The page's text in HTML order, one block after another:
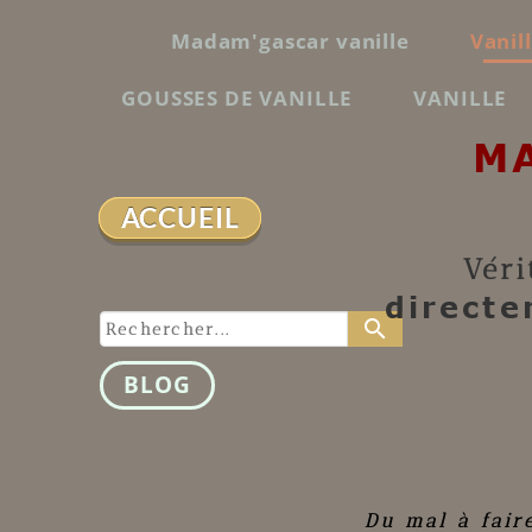
ACCUEIL
Madam'gascar vanille
GOUSSES DE VANILLE VANILLE
BLOG
search
Du mal à